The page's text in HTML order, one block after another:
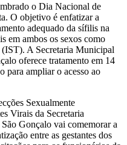
o Dia Nacional de
O objetivo é enfatizar a
adequado da sífilis na
em ambos os sexos como
A Secretaria Municipal
oferece tratamento em 14
para ampliar o acesso ao
Sexualmente
Virais da Secretaria
Gonçalo vai comemorar a
entre as gestantes dos